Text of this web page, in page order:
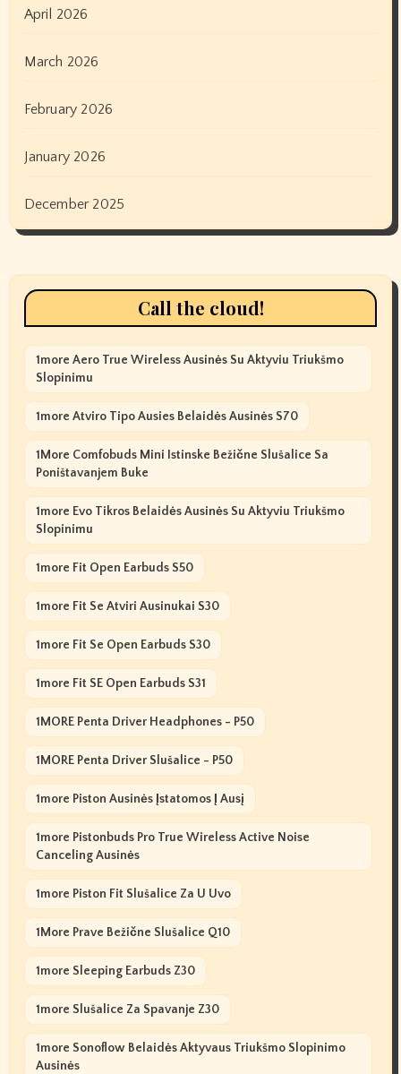
April 2026
March 2026
February 2026
January 2026
December 2025
Call the cloud!
1more Aero True Wireless Ausinės Su Aktyviu Triukšmo
Slopinimu
1more Atviro Tipo Ausies Belaidės Ausinės S70
1More Comfobuds Mini Istinske Bežične Slušalice Sa
Poništavanjem Buke
1more Evo Tikros Belaidės Ausinės Su Aktyviu Triukšmo
Slopinimu
1more Fit Open Earbuds S50
1more Fit Se Atviri Ausinukai S30
1more Fit Se Open Earbuds S30
1more Fit SE Open Earbuds S31
1MORE Penta Driver Headphones - P50
1MORE Penta Driver Slušalice - P50
1more Piston Ausinės Įstatomos Į Ausį
1more Pistonbuds Pro True Wireless Active Noise
Canceling Ausinės
1more Piston Fit Slušalice Za U Uvo
1More Prave Bežične Slušalice Q10
1more Sleeping Earbuds Z30
1more Slušalice Za Spavanje Z30
1more Sonoflow Belaidės Aktyvaus Triukšmo Slopinimo
Ausinės